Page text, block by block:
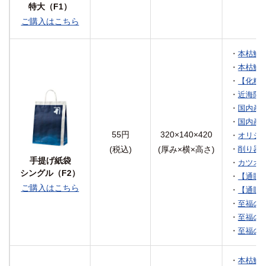
特大（F1）
ご購入はこちら
手提げ紙袋
シングル（F2）
ご購入はこちら
55円
(税込)
320×140×420
(厚み×横×高さ)
・本枯鰹
・本枯鰹
・
【化
・近海限
・ 国内産
・ 国内産
・ オリジ
・削り器
・ カツオ
・
【通
・
【通
・至福の
・至福の
・至福の
・本枯鰹